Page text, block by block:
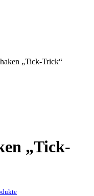
„Tick-Trick“
„Tick-